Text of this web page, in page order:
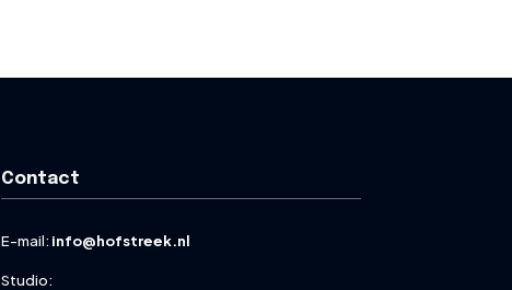
Contact
E-mail: info@hofstreek.nl
Studio: